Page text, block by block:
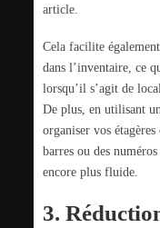
article.
Cela facilite
dans l’inventaire, ce
lorsqu’il s’agit de
De plus, en utilisant
organiser vos
barres ou des
encore plus fluide.
3.